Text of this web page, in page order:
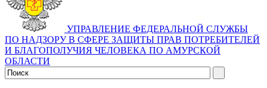
УПРАВЛЕНИЕ ФЕДЕРАЛЬНОЙ СЛУЖБЫ
ПО НАДЗОРУ В СФЕРЕ ЗАЩИТЫ ПРАВ ПОТРЕБИТЕЛЕЙ
И БЛАГОПОЛУЧИЯ ЧЕЛОВЕКА ПО АМУРСКОЙ
ОБЛАСТИ